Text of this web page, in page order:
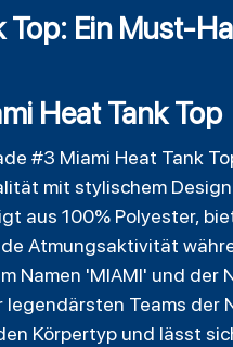
Top: Ein Must-
Heat Tank Top
#3 Miami Heat Tank
mit stylischem
aus 100% Polyester,
Atmungsaktivität
Namen 'MIAMI' und der
Teams der
Körpertyp und lässt